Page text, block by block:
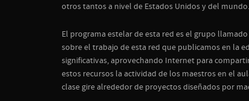
otros tantos a nivel de Estados Unidos y del mundo.
El programa estelar de esta red es el grupo
sobre el trabajo de esta red que publicamos en la
significativas, aprovechando Internet para
estos recursos la actividad de los maestros en el
clase gire alrededor de proyectos diseñados por